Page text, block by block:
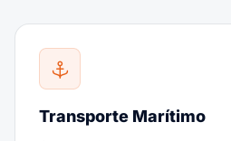
Transporte Marítimo